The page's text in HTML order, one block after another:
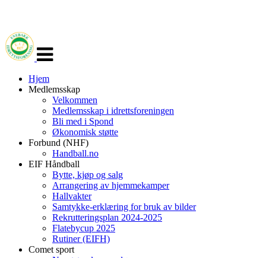
navigasjon
Hjem
Medlemsskap
Velkommen
Medlemsskap i idrettsforeningen
Bli med i Spond
Økonomisk støtte
Forbund (NHF)
Handball.no
EIF Håndball
Bytte, kjøp og salg
Arrangering av hjemmekamper
Hallvakter
Samtykke-erklæring for bruk av bilder
Rekrutteringsplan 2024-2025
Flatebycup 2025
Rutiner (EIFH)
Comet sport